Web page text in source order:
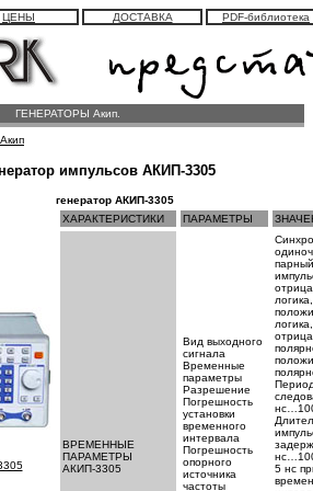
ЦЕНЫ ДОСТАВКА PDF-библиотека
ГЕНЕРАТОРЫ Акип.
импульсов АКИП-3305
генератор АКИП-3305
ХАРАКТЕРИСТИКИ
ПАРАМЕТРЫ
ВРЕМЕННЫЕ
ПАРАМЕТРЫ
АКИП-3305
Вид выходного
сигнала
Временные
параметры
Разрешение
Погрешность
установки
временного
интервала
Погрешность
опорного
источника
частоты
парный
логика,
логика,
5 нс